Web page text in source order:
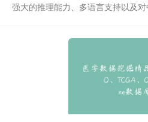
强大的推理能力、多语言支持以及